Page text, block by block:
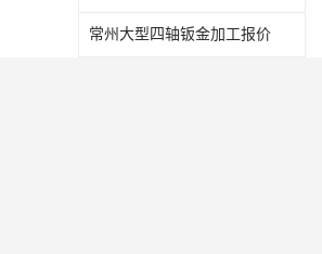
常州大型四轴钣金加工报价